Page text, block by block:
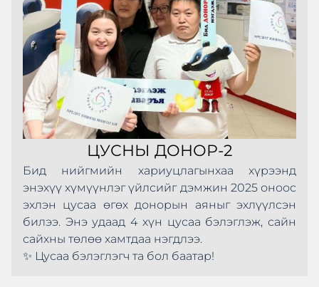
ЦУСНЫ ДОНОР-2
Бид нийгмийн хариуцлагынхаа хүрээнд
энэхүү хүмүүнлэг үйлсийг дэмжин 2025 оноос
эхлэн цусаа өгөх донорын аяныг эхлүүлсэн
билээ. Энэ удаад 4 хүн цусаа бэлэглэж, сайн
сайхны төлөө хамтдаа нэгдлээ.
✨ Цусаа бэлэглэгч та бол баатар!